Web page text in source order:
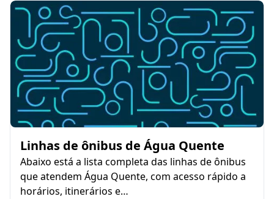
Linhas de ônibus de Água Quente
Abaixo está a lista completa das linhas de ônibus
que atendem Água Quente, com acesso rápido a
horários, itinerários e…